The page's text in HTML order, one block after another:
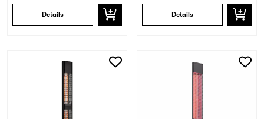
Details Details